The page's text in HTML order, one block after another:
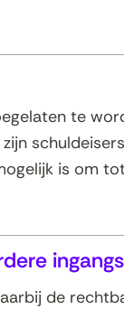
te
is om
de